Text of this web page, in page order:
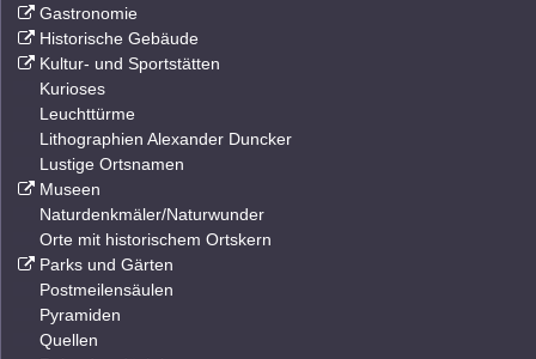
Gastronomie
Historische Gebäude
Kultur- und Sportstätten
Kurioses
Leuchttürme
Lithographien Alexander Duncker
Lustige Ortsnamen
Museen
Naturdenkmäler/Naturwunder
Orte mit historischem Ortskern
Parks und Gärten
Postmeilensäulen
Pyramiden
Quellen